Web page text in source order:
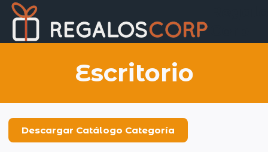
Saltar
contenido
Escritorio
Descargar Catálogo Categoría